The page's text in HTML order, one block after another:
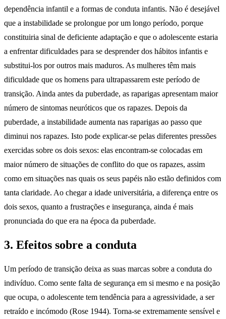
dependência infantil e a formas de conduta infantis. Não é desejável
que a instabilidade se prolongue por um longo período, porque
constituiria sinal de deficiente adaptação e que o adolescente estaria
a enfrentar dificuldades para se desprender dos hábitos infantis e
substitui-los por outros mais maduros. As mulheres têm mais
dificuldade que os homens para ultrapassarem este período de
transição. Ainda antes da puberdade, as raparigas apresentam maior
número de sintomas neuróticos que os rapazes. Depois da
puberdade, a instabilidade aumenta nas raparigas ao passo que
diminui nos rapazes. Isto pode explicar-se pelas diferentes pressões
exercidas sobre os dois sexos: elas encontram-se colocadas em
maior número de situações de conflito do que os rapazes, assim
como em situações nas quais os seus papéis não estão definidos com
tanta claridade. Ao chegar a idade universitária, a diferença entre os
dois sexos, quanto a frustrações e insegurança, ainda é mais
pronunciada do que era na época da puberdade.
3. Efeitos sobre a conduta
Um período de transição deixa as suas marcas sobre a conduta do
indivíduo. Como sente falta de segurança em si mesmo e na posição
que ocupa, o adolescente tem tendência para a agressividade, a ser
retraído e incómodo (Rose 1944). Torna-se extremamente sensível e